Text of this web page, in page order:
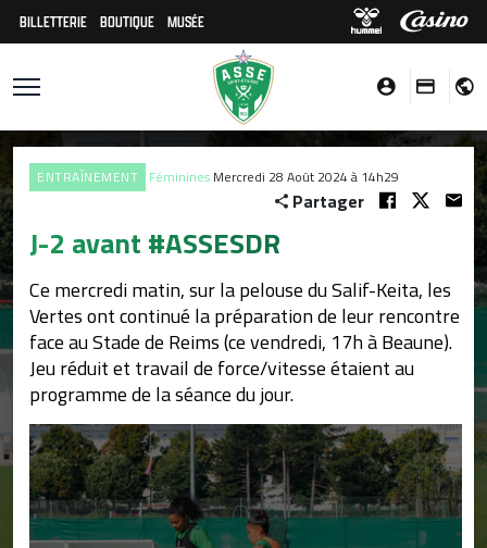
BILLETTERIE BOUTIQUE MUSÉE
ENTRAÎNEMENT Féminines Mercredi 28 Août 2024 à 14h29
Partager
J-2 avant #ASSESDR
Ce mercredi matin, sur la pelouse du Salif-Keita, les
Vertes ont continué la préparation de leur rencontre
face au Stade de Reims (ce vendredi, 17h à Beaune).
Jeu réduit et travail de force/vitesse étaient au
programme de la séance du jour.